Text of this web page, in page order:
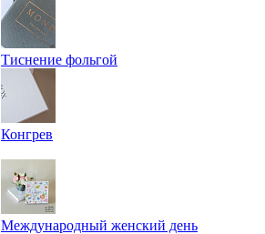
Тиснение фольгой
Конгрев
Международный женский день